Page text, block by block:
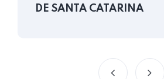
DE SANTA CATARINA